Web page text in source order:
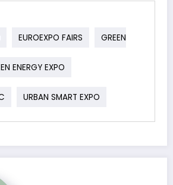
EUROEXPO FAIRS GREEN
ENERGY EXPO
URBAN SMART EXPO